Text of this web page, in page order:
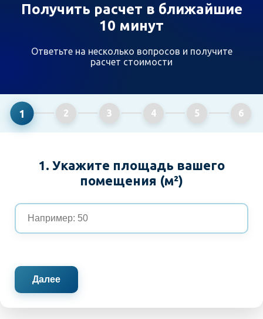
Получить расчет в ближайшие
10 минут
Ответьте на несколько вопросов и получите
расчет стоимости
1 2 3 4 5 6
1. Укажите площадь вашего
помещения (м²)
Далее